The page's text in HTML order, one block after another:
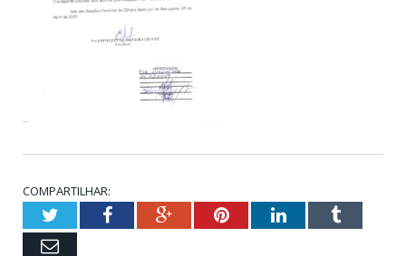
COMPARTILHAR:
TwitterFacebookGoogle+PinterestLinkedInTumblr
Email